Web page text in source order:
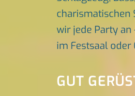
charismatischen
wir jede Party an
im Festsaal oder
GUT